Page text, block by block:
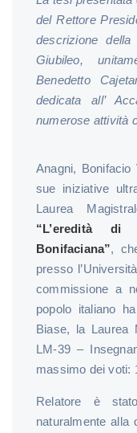
del Rettore
descrizione
Giubileo,
Benedetto
dedicata all’
numerose attività
Anagni, Bonifacio
sue iniziative
Laurea
“L’eredità di
Bonifaciana”,
presso
commissione a
popolo italiano
Biase, la Laurea
LM-39 –
massimo dei voti:
Relatore è
naturalmente alla